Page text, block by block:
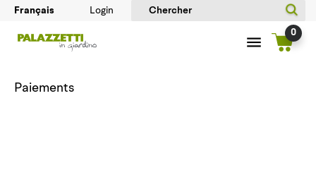
Login
0
Paiements